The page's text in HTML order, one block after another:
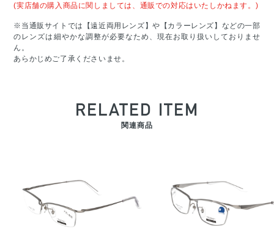
(実店舗の購入商品に関しましては、通販での対応はいたしかねます。)
※当通販サイトでは【遠近両用レンズ】や【カラーレンズ】などの一部
のレンズは細やかな調整が必要なため、現在お取り扱いしておりませ
ん。
あらかじめご了承くださいませ。
RELATED ITEM
関連商品